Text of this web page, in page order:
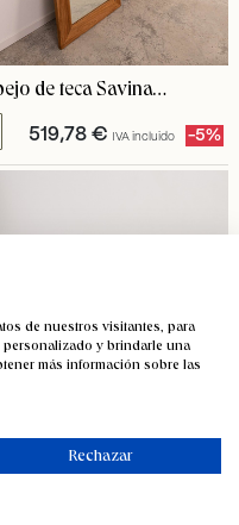
de teca Savina
519,78€ IVA incluido -5%
de nuestros visitantes, para
y brindarle una
más información sobre las
Rechazar